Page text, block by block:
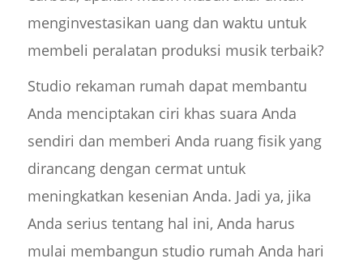
menginvestasikan uang dan waktu untuk
membeli peralatan produksi musik terbaik?
Studio rekaman rumah dapat membantu
Anda menciptakan ciri khas suara Anda
sendiri dan memberi Anda ruang fisik yang
dirancang dengan cermat untuk
meningkatkan kesenian Anda. Jadi ya, jika
Anda serius tentang hal ini, Anda harus
mulai membangun studio rumah Anda hari